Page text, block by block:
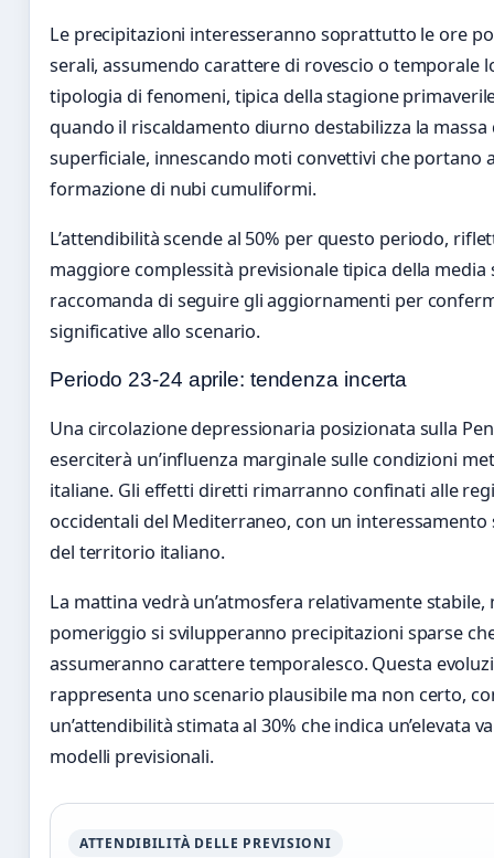
Le precipitazioni interesseranno soprattutto le ore
serali, assumendo carattere di rovescio o temporale
tipologia di fenomeni, tipica della stagione
quando il riscaldamento diurno destabilizza la massa
superficiale, innescando moti convettivi che portano
formazione di nubi cumuliformi.
L’attendibilità scende al 50% per questo periodo,
maggiore complessità previsionale tipica della media
raccomanda di seguire gli aggiornamenti per
significative allo scenario.
Periodo 23-24 aprile: tendenza incerta
Una circolazione depressionaria posizionata sulla
eserciterà un’influenza marginale sulle condizioni
italiane. Gli effetti diretti rimarranno confinati alle
occidentali del Mediterraneo, con un interessamento
del territorio italiano.
La mattina vedrà un’atmosfera relativamente stabile,
pomeriggio si svilupperanno precipitazioni sparse
assumeranno carattere temporalesco. Questa
rappresenta uno scenario plausibile ma non certo,
un’attendibilità stimata al 30% che indica un’elevata
modelli previsionali.
ATTENDIBILITÀ DELLE PREVISIONI